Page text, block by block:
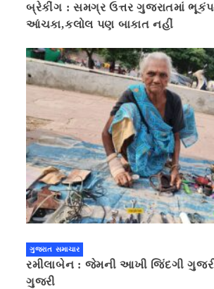
બ્રેકીંગ : સમગ્ર ઉત્તર ગુજરાતમાં
આંચકા,કલોલ પણ બાકાત નહીં
ગુજરાત સમાચાર
રમીલાબેન : જેમની આખી જિંદગી
ગુજરી